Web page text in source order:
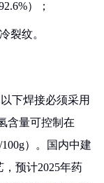
）；
裂纹。
下焊接必须采用
含量可控制在
）。国内中建
预计2025年药